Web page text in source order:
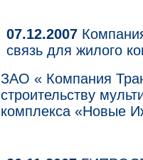
07.12.2007
связь для жилого
ЗАО « Компания
строительству
комплекса «Новые